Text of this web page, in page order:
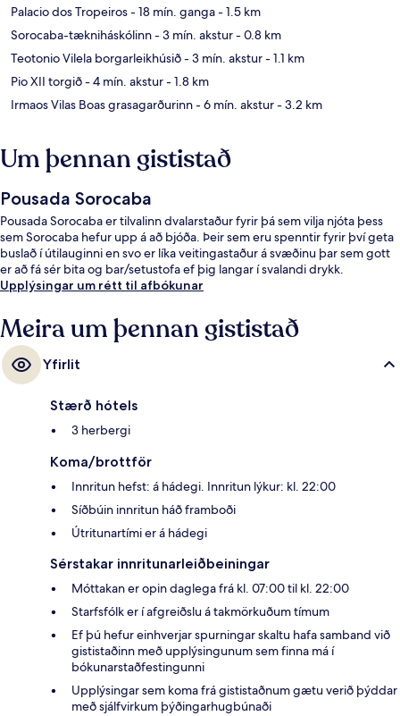
Palacio dos Tropeiros- 18 mín. ganga- 1.5 km
Sorocaba-tækniháskólinn- 3 mín. akstur- 0.8 km
Teotonio Vilela borgarleikhúsið- 3 mín. akstur- 1.1 km
Pio XII torgið- 4 mín. akstur- 1.8 km
Irmaos Vilas Boas grasagarðurinn- 6 mín. akstur- 3.2 km
Um þennan gististað
Pousada Sorocaba
Pousada Sorocaba er tilvalinn dvalarstaður fyrir þá sem vilja njóta þess
sem Sorocaba hefur upp á að bjóða. Þeir sem eru spenntir fyrir því geta
buslað í útilauginni en svo er líka veitingastaður á svæðinu þar sem gott
er að fá sér bita og bar/setustofa ef þig langar í svalandi drykk.
Upplýsingar um rétt til afbókunar
Meira um þennan gististað
Yfirlit
Stærð hótels
3 herbergi
Koma/brottför
Innritun hefst: á hádegi. Innritun lýkur: kl. 22:00
Síðbúin innritun háð framboði
Útritunartími er á hádegi
Sérstakar innritunarleiðbeiningar
Móttakan er opin daglega frá kl. 07:00 til kl. 22:00
Starfsfólk er í afgreiðslu á takmörkuðum tímum
Ef þú hefur einhverjar spurningar skaltu hafa samband við
gististaðinn með upplýsingunum sem finna má í
bókunarstaðfestingunni
Upplýsingar sem koma frá gististaðnum gætu verið þýddar
með sjálfvirkum þýðingarhugbúnaði